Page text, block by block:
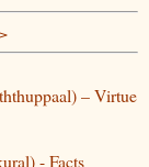
– Virtue
- Facts